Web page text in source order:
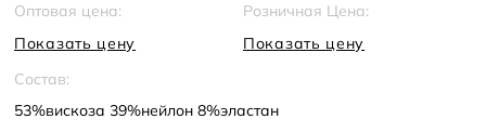
Оптовая цена:
Показать цену
Розничная Цена:
Показать цену
Состав:
53%вискоза 39%нейлон 8%эластан